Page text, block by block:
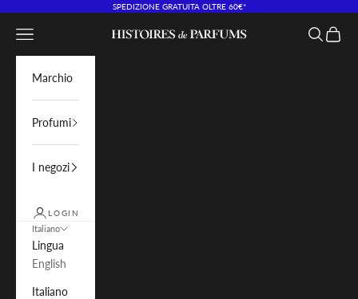
SPEDIZIONE GRATUITA OLTRE 60€*
Histoires de Parfums IT
Menù Cerca
Marchio
Profumi
I negozi
LOGIN
Italiano
Lingua
English
Italiano